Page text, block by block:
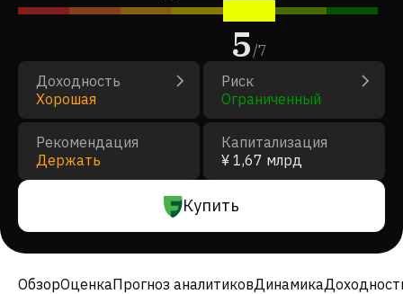
5/7
Доходность
Хорошая
Риск
Ограниченный
Рекомендация
Держать
Капитализация
¥ 1,67 млрд
Купить
ОбзорОценкаПрогноз аналитиковДинамика